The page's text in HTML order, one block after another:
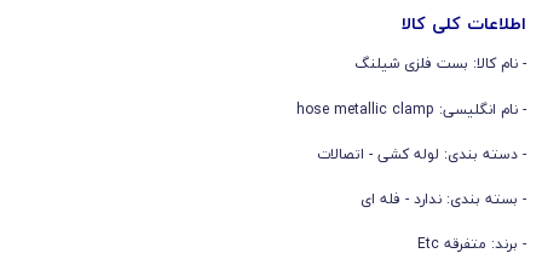
اطلاعات کلی کالا
- نام کالا: بست فلزی شیلنگ
- نام انگلیسی: hose metallic clamp
- دسته بندی: لوله کشی - اتصالات
- بسته بندی: ندارد - فله ای
- برند: متفرقه Etc